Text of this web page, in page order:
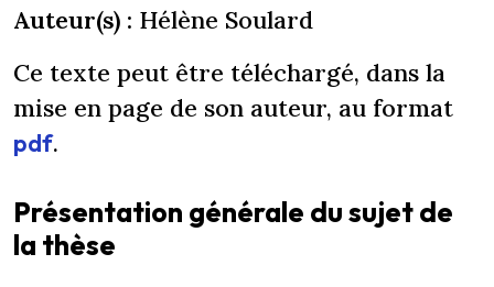
Auteur(s) : Hélène Soulard
Ce texte peut être téléchargé, dans la
mise en page de son auteur, au format
pdf.
Présentation générale du sujet de
la thèse